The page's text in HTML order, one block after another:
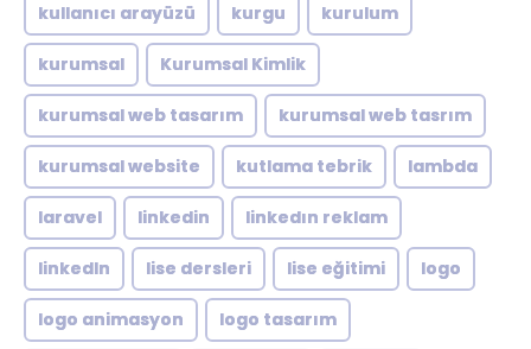
kullanıcı arayüzü kurgu kurulum
kurumsal Kurumsal Kimlik
kurumsal web tasarım kurumsal web tasrım
kurumsal website kutlama tebrik lambda
laravel linkedin linkedın reklam
linkedln lise dersleri lise eğitimi logo
logo animasyon logo tasarım